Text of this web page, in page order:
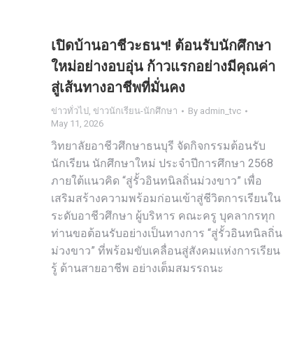
เปิดบ้านอาชีวะธนฯ! ต้อนรับนักศึกษา
ใหม่อย่างอบอุ่น ก้าวแรกอย่างมีคุณค่า
สู่เส้นทางอาชีพที่มั่นคง
ข่าวทั่วไป, ข่าวนักเรียน-นักศึกษา By admin_tvc
May 11, 2026
วิทยาลัยอาชีวศึกษาธนบุรี จัดกิจกรรมต้อนรับ
นักเรียน นักศึกษาใหม่ ประจำปีการศึกษา 2568
ภายใต้แนวคิด “สู่รั้วอินทนิลถิ่นม่วงขาว” เพื่อ
เสริมสร้างความพร้อมก่อนเข้าสู่ชีวิตการเรียนใน
ระดับอาชีวศึกษา ผู้บริหาร คณะครู บุคลากรทุก
ท่านขอต้อนรับอย่างเป็นทางการ “สู่รั้วอินทนิลถิ่น
ม่วงขาว” ที่พร้อมขับเคลื่อนสู่สังคมแห่งการเรียน
รู้ ด้านสายอาชีพ อย่างเต็มสมรรถนะ